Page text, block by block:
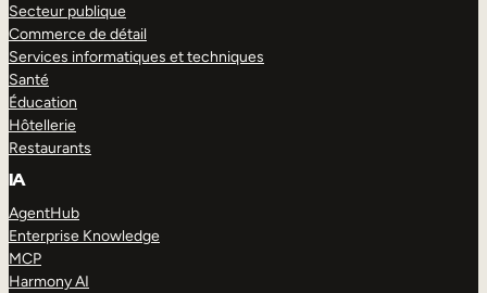
Secteur publique
Commerce de détail
Services informatiques et techniques
Santé
Éducation
Hôtellerie
Restaurants
IA
AgentHub
Enterprise Knowledge
MCP
Harmony AI